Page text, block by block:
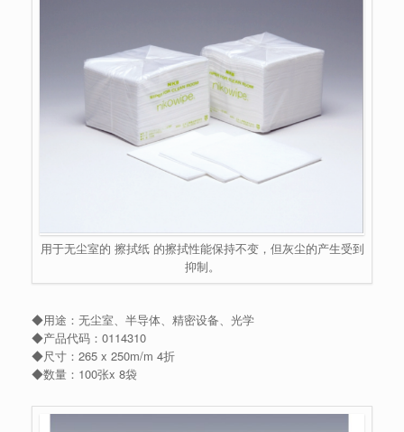
用于无尘室的 擦拭纸 的擦拭性能保持不变，但灰尘的产生受到
抑制。
◆用途：无尘室、半导体、精密设备、光学
◆产品代码：0114310
◆尺寸：265 x 250m/m 4折
◆数量：100张x 8袋